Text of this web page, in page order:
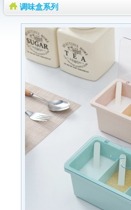
调味盒系列